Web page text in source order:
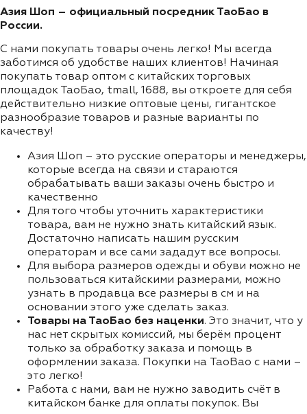
Азия Шоп – официальный посредник ТаоБао в
России.
С нами покупать товары очень легко! Мы всегда
заботимся об удобстве наших клиентов! Начиная
покупать товар оптом с китайских торговых
площадок ТаоБао, tmall, 1688, вы откроете для себя
действительно низкие оптовые цены, гигантское
разнообразие товаров и разные варианты по
качеству!
Азия Шоп – это русские операторы и менеджеры,
которые всегда на связи и стараются
обрабатывать ваши заказы очень быстро и
качественно
Для того чтобы уточнить характеристики
товара, вам не нужно знать китайский язык.
Достаточно написать нашим русским
операторам и все сами зададут все вопросы.
Для выбора размеров одежды и обуви можно не
пользоваться китайскими размерами, можно
узнать в продавца все размеры в см и на
основании этого уже сделать заказ.
Товары на ТаоБао без наценки. Это значит, что у
нас нет скрытых комиссий, мы берём процент
только за обработку заказа и помощь в
оформлении заказа. Покупки на TaoBao с нами –
это легко!
Работа с нами, вам не нужно заводить счёт в
китайском банке для оплаты покупок. Вы